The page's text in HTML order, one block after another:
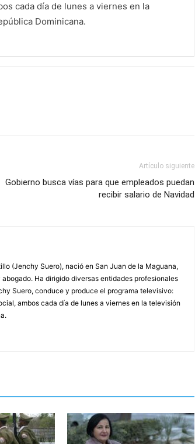
cada día de lunes a viernes en la
Dominicana.
Artículo siguiente
Gobierno busca vías para que empleados puedan
recibir salario de Navidad
(Jenchy Suero), nació en San Juan de la Maguana,
Ha dirigido diversas entidades profesionales
Suero, conduce y produce el programa televisivo:
ambos cada día de lunes a viernes en la televisión